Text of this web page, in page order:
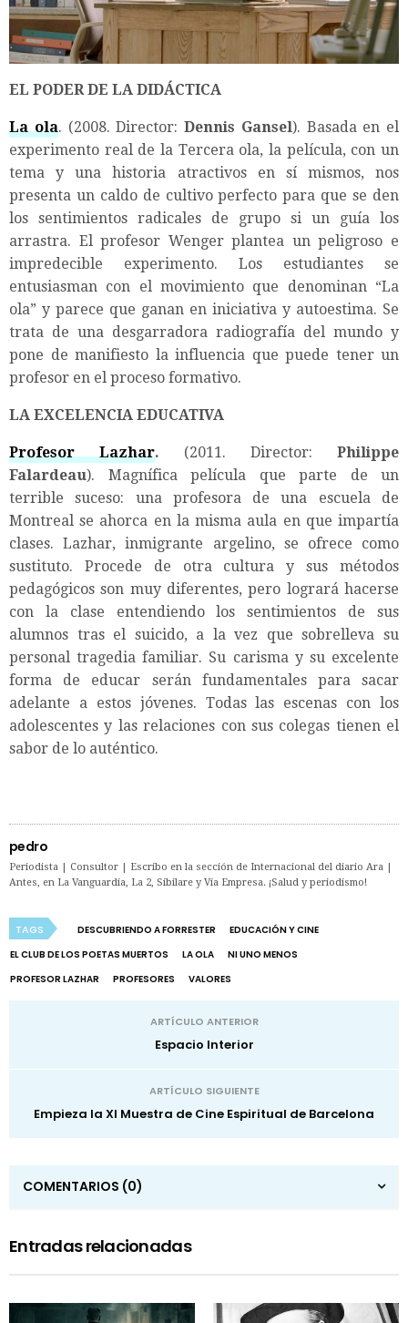
EL PODER DE LA DIDÁCTICA
La ola. (2008. Director: Dennis Gansel). Basada en el
experimento real de la Tercera ola, la película, con un
tema y una historia atractivos en sí mismos, nos
presenta un caldo de cultivo perfecto para que se den
los sentimientos radicales de grupo si un guía los
arrastra. El profesor Wenger plantea un peligroso e
impredecible experimento. Los estudiantes se
entusiasman con el movimiento que denominan “La
ola” y parece que ganan en iniciativa y autoestima. Se
trata de una desgarradora radiografía del mundo y
pone de manifiesto la influencia que puede tener un
profesor en el proceso formativo.
LA EXCELENCIA EDUCATIVA
Profesor Lazhar. (2011. Director: Philippe
Falardeau). Magnífica película que parte de un
terrible suceso: una profesora de una escuela de
Montreal se ahorca en la misma aula en que impartía
clases. Lazhar, inmigrante argelino, se ofrece como
sustituto. Procede de otra cultura y sus métodos
pedagógicos son muy diferentes, pero logrará hacerse
con la clase entendiendo los sentimientos de sus
alumnos tras el suicido, a la vez que sobrelleva su
personal tragedia familiar. Su carisma y su excelente
forma de educar serán fundamentales para sacar
adelante a estos jóvenes. Todas las escenas con los
adolescentes y las relaciones con sus colegas tienen el
sabor de lo auténtico.
pedro
Periodista | Consultor | Escribo en la sección de Internacional del diario Ara |
Antes, en La Vanguardia, La 2, Sibilare y Vía Empresa. ¡Salud y periodismo!
TAGS DESCUBRIENDO A FORRESTER
EDUCACIÓN Y CINE
EL CLUB DE LOS POETAS MUERTOS
LA OLA
NI UNO MENOS
PROFESOR LAZHAR
PROFESORES VALORES
ARTÍCULO ANTERIOR
Espacio Interior
ARTÍCULO SIGUIENTE
Empieza la XI Muestra de Cine Espiritual de Barcelona
COMENTARIOS (0)
Entradas relacionadas